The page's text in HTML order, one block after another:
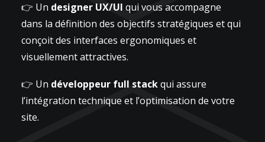
👉 Un designer UX/UI qui vous accompagne
dans la définition des objectifs stratégiques et qui
conçoit des interfaces ergonomiques et
visuellement attractives.
👉 Un développeur full stackqui assure
l’intégration technique et l’optimisation de votre
site.